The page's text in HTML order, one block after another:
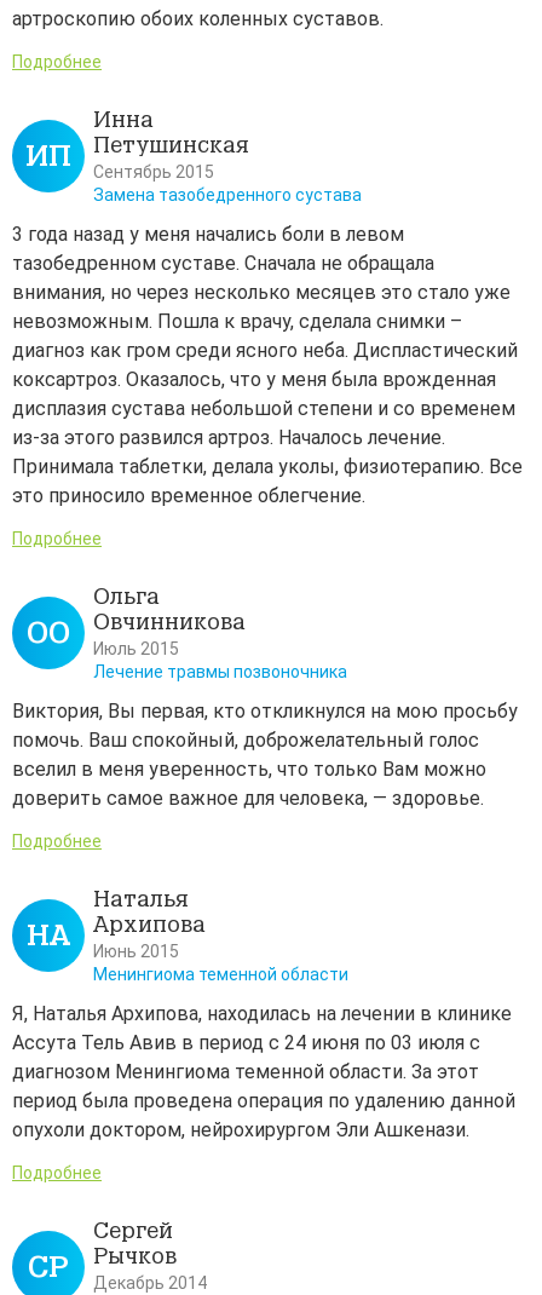
артроскопию обоих коленных суставов.
Подробнее
ИП
Инна
Петушинская
Сентябрь 2015
Замена тазобедренного сустава
3 года назад у меня начались боли в левом
тазобедренном суставе. Сначала не обращала
внимания, но через несколько месяцев это стало уже
невозможным. Пошла к врачу, сделала снимки –
диагноз как гром среди ясного неба. Диспластический
коксартроз. Оказалось, что у меня была врожденная
дисплазия сустава небольшой степени и со временем
из-за этого развился артроз. Началось лечение.
Принимала таблетки, делала уколы, физиотерапию. Все
это приносило временное облегчение.
Подробнее
ОО
Ольга
Овчинникова
Июль 2015
Лечение травмы позвоночника
Виктория, Вы первая, кто откликнулся на мою просьбу
помочь. Ваш спокойный, доброжелательный голос
вселил в меня уверенность, что только Вам можно
доверить самое важное для человека, — здоровье.
Подробнее
НА
Наталья
Архипова
Июнь 2015
Менингиома теменной области
Я, Наталья Архипова, находилась на лечении в клинике
Ассута Тель Авив в период с 24 июня по 03 июля с
диагнозом Менингиома теменной области. За этот
период была проведена операция по удалению данной
опухоли доктором, нейрохирургом Эли Ашкенази.
Подробнее
СР
Сергей
Рычков
Декабрь 2014